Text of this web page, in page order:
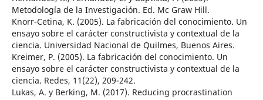
Metodología de la Investigación. Ed. Mc Graw Hill.
Knorr-Cetina, K. (2005). La fabricación del conocimiento. Un
ensayo sobre el carácter constructivista y contextual de la
ciencia. Universidad Nacional de Quilmes, Buenos Aires.
Kreimer, P. (2005). La fabricación del conocimiento. Un
ensayo sobre el carácter constructivista y contextual de la
ciencia. Redes, 11(22), 209-242.
Lukas, A. y Berking, M. (2017). Reducing procrastination